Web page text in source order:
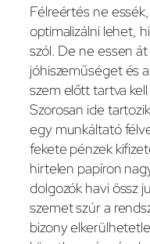
Félreértés ne
optimalizálni lehet,
szól. De ne essen
jóhiszeműséget és
szem előtt tartva
Szorosan ide
egy munkáltató
fekete pénzek
hirtelen papíron
dolgozók havi össz
szemet szúr a
bizony